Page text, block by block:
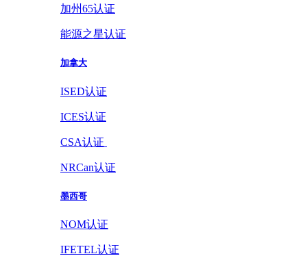
加州65认证
能源之星认证
加拿大
ISED认证
ICES认证
CSA认证
NRCan认证
墨西哥
NOM认证
IFETEL认证